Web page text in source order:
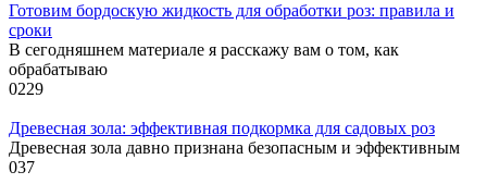
Готовим бордоскую жидкость для обработки роз: правила и
сроки
В сегодняшнем материале я расскажу вам о том, как
обрабатываю
0229
Древесная зола: эффективная подкормка для садовых роз
Древесная зола давно признана безопасным и эффективным
037